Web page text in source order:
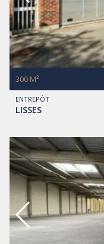
ENTREPÔT
LISSES
300 M²